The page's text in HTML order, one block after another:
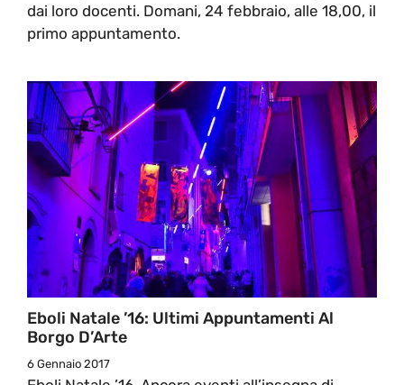
dai loro docenti. Domani, 24 febbraio, alle 18,00, il
primo appuntamento.
Eboli Natale ’16: Ultimi Appuntamenti Al
Borgo D’Arte
6 Gennaio 2017